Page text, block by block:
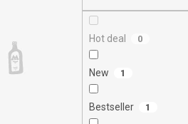
Hot deal 0
New 1
Bestseller 1